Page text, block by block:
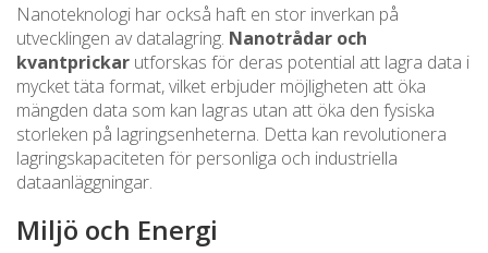
Nanoteknologi har också haft en stor inverkan på
utvecklingen av datalagring. Nanotrådar och
kvantprickar utforskas för deras potential att lagra data i
mycket täta format, vilket erbjuder möjligheten att öka
mängden data som kan lagras utan att öka den fysiska
storleken på lagringsenheterna. Detta kan revolutionera
lagringskapaciteten för personliga och industriella
dataanläggningar.
Miljö och Energi